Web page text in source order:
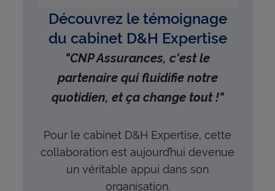
Découvrez le témoignage
du cabinet D&H Expertise
"CNP Assurances, c'est le
partenaire qui fluidifie notre
quotidien, et ça change tout !"
Pour le cabinet D&H Expertise, cette
collaboration est aujourd’hui devenue
un véritable appui dans son
organisation.